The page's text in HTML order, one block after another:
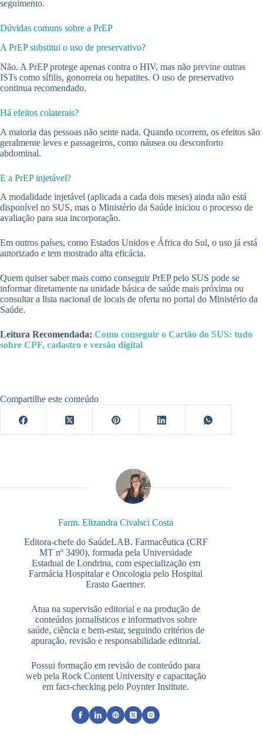
seguimento.
Dúvidas comuns sobre a PrEP
A PrEP substitui o uso de preservativo?
Não. A PrEP protege apenas contra o HIV, mas não previne outras
ISTs como sífilis, gonorreia ou hepatites. O uso de preservativo
continua recomendado.
Há efeitos colaterais?
A maioria das pessoas não sente nada. Quando ocorrem, os efeitos são
geralmente leves e passageiros, como náusea ou desconforto
abdominal.
E a PrEP injetável?
A modalidade injetável (aplicada a cada dois meses) ainda não está
disponível no SUS, mas o Ministério da Saúde iniciou o processo de
avaliação para sua incorporação.
Em outros países, como Estados Unidos e África do Sul, o uso já está
autorizado e tem mostrado alta eficácia.
Quem quiser saber mais como conseguir PrEP pelo SUS pode se
informar diretamente na unidade básica de saúde mais próxima ou
consultar a lista nacional de locais de oferta no portal do Ministério da
Saúde.
Leitura Recomendada: Como conseguir o Cartão do SUS: tudo
sobre CPF, cadastro e versão digital
Compartilhe este conteúdo
Farm. Elizandra Civalsci Costa
Editora-chefe do SaúdeLAB. Farmacêutica (CRF
MT nº 3490), formada pela Universidade
Estadual de Londrina, com especialização em
Farmácia Hospitalar e Oncologia pelo Hospital
Erasto Gaertner.
Atua na supervisão editorial e na produção de
conteúdos jornalísticos e informativos sobre
saúde, ciência e bem-estar, seguindo critérios de
apuração, revisão e responsabilidade editorial.
Possui formação em revisão de conteúdo para
web pela Rock Content University e capacitação
em fact-checking pelo Poynter Institute.